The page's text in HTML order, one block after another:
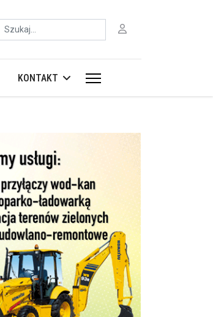
Szukaj
KONTAKT